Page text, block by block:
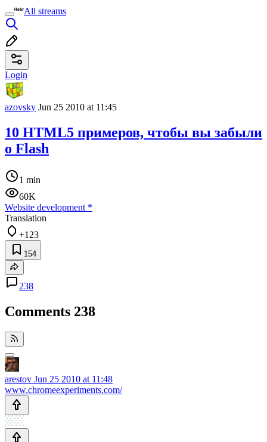
All streams
Login
azovsky Jun 25 2010 at 11:45
10 HTML5 примеров, чтобы вы забыли
о Flash
1 min
60K
Website development *
Translation
+123
154
238
Comments 238
arestov Jun 25 2010 at 11:48
www.chromeexperiments.com/